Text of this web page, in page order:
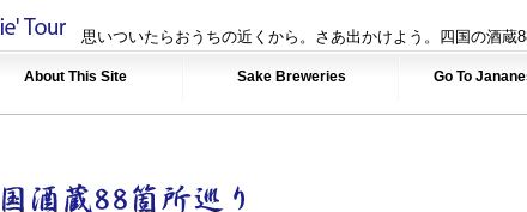
思いついたらおうちの近くから。さあ出かけよう。四国の酒蔵
About This Site Sake Breweries Go To